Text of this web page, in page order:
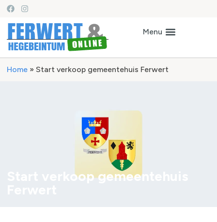
Home » Start verkoop gemeentehuis Ferwert
Start verkoop gemeentehuis